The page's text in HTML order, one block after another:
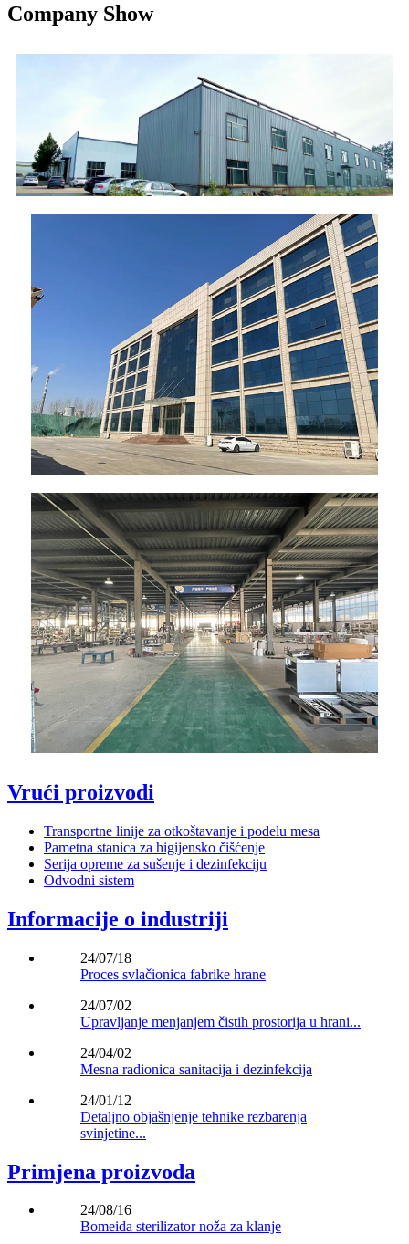
Company Show
Vrući proizvodi
Transportne linije za otkoštavanje i podelu mesa
Pametna stanica za higijensko čišćenje
Serija opreme za sušenje i dezinfekciju
Odvodni sistem
Informacije o industriji
24/07/18
Proces svlačionica fabrike hrane
24/07/02
Upravljanje menjanjem čistih prostorija u hrani...
24/04/02
Mesna radionica sanitacija i dezinfekcija
24/01/12
Detaljno objašnjenje tehnike rezbarenja
svinjetine...
Primjena proizvoda
24/08/16
Bomeida sterilizator noža za klanje